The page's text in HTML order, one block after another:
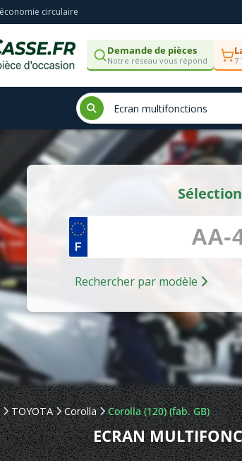
circulaire
Demande de pièces
Notre réseau vous répond 7
Rechercher par modèle
TOYOTA Corolla Corolla (120) (fab. GB)
ECRAN